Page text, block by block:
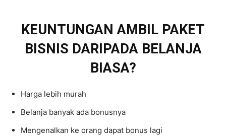
KEUNTUNGAN AMBIL PAKET
BISNIS DARIPADA BELANJA
BIASA?
Harga lebih murah
Belanja banyak ada bonusnya
Mengenalkan ke orang dapat bonus lagi